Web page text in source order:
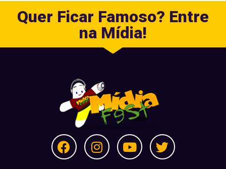
Quer Ficar Famoso? Entre
na Mídia!